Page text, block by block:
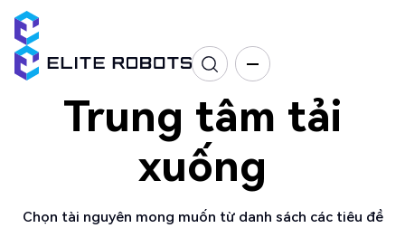
Trung tâm tải
xuống
Chọn tài nguyên mong muốn từ danh sách các tiêu đề